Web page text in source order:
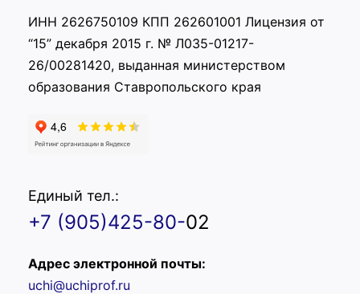
ИНН 2626750109 КПП 262601001 Лицензия от
“15” декабря 2015 г. № Л035-01217-
26/00281420, выданная министерством
образования Ставропольского края
Единый тел.:
+7 (905)425-80-02
Адрес электронной почты:
uchi@uchiprof.ru